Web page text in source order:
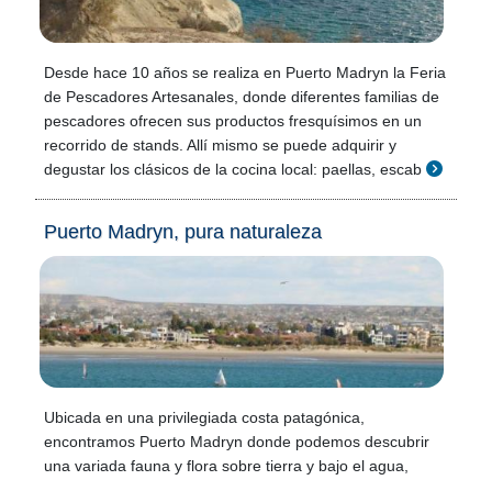
Desde hace 10 años se realiza en Puerto Madryn la Feria
de Pescadores Artesanales, donde diferentes familias de
pescadores ofrecen sus productos fresquísimos en un
recorrido de stands. Allí mismo se puede adquirir y
degustar los clásicos de la cocina local: paellas, escab
Puerto Madryn, pura naturaleza
Ubicada en una privilegiada costa patagónica,
encontramos Puerto Madryn donde podemos descubrir
una variada fauna y flora sobre tierra y bajo el agua,